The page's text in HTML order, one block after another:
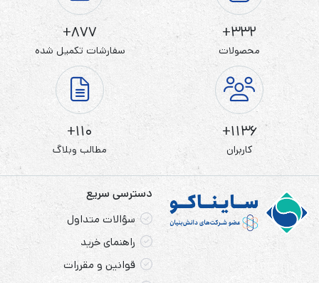
332+
محصولات
877+
سفارشات تکمیل شده
1136+
کاربران
110+
مطالب وبلاگ
دسترسی سریع
سؤالات متداول
راهنمای خرید
قوانین و مقررات